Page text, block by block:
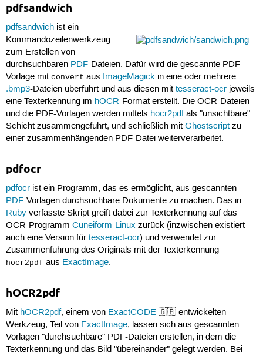
pdfsandwich
pdfsandwichist ein
Kommandozeilenwerkzeug
zum Erstellen von
durchsuchbaren PDF-Dateien. Dafür wird die gescannte PDF-
Vorlage mit convert aus ImageMagickin eine oder mehrere
.bmp3-Dateien überführt und aus diesen mit tesseract-ocrjeweils
eine Texterkennung im hOCR-Format erstellt. Die OCR-Dateien
und die PDF-Vorlagen werden mittels hocr2pdfals "unsichtbare"
Schicht zusammengeführt, und schließlich mit Ghostscriptzu
einer zusammenhängenden PDF-Datei weiterverarbeitet.
pdfocr
pdfocrist ein Programm, das es ermöglicht, aus gescannten
PDF-Vorlagen durchsuchbare Dokumente zu machen. Das in
Rubyverfasste Skript greift dabei zur Texterkennung auf das
OCR-Programm Cuneiform-Linux zurück (inzwischen existiert
auch eine Version für tesseract-ocr) und verwendet zur
Zusammenführung des Originals mit der Texterkennung
hocr2pdf aus ExactImage.
hOCR2pdf
Mit hOCR2pdf, einem von ExactCODE🇬🇧 entwickelten
Werkzeug, Teil von ExactImage, lassen sich aus gescannten
Vorlagen "durchsuchbare" PDF-Dateien erstellen, in dem die
Texterkennung und das Bild "übereinander" gelegt werden. Bei